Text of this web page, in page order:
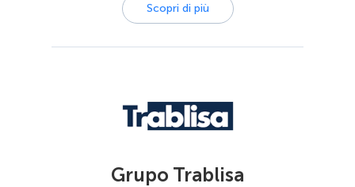
Scopri di più
Grupo Trablisa